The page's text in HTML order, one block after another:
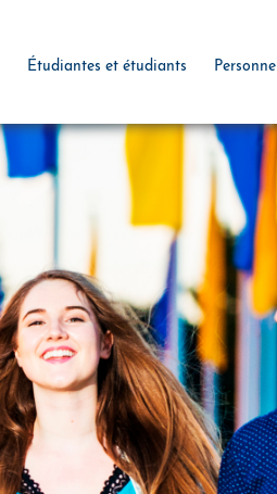
Étudiantes et étudiants Personnel